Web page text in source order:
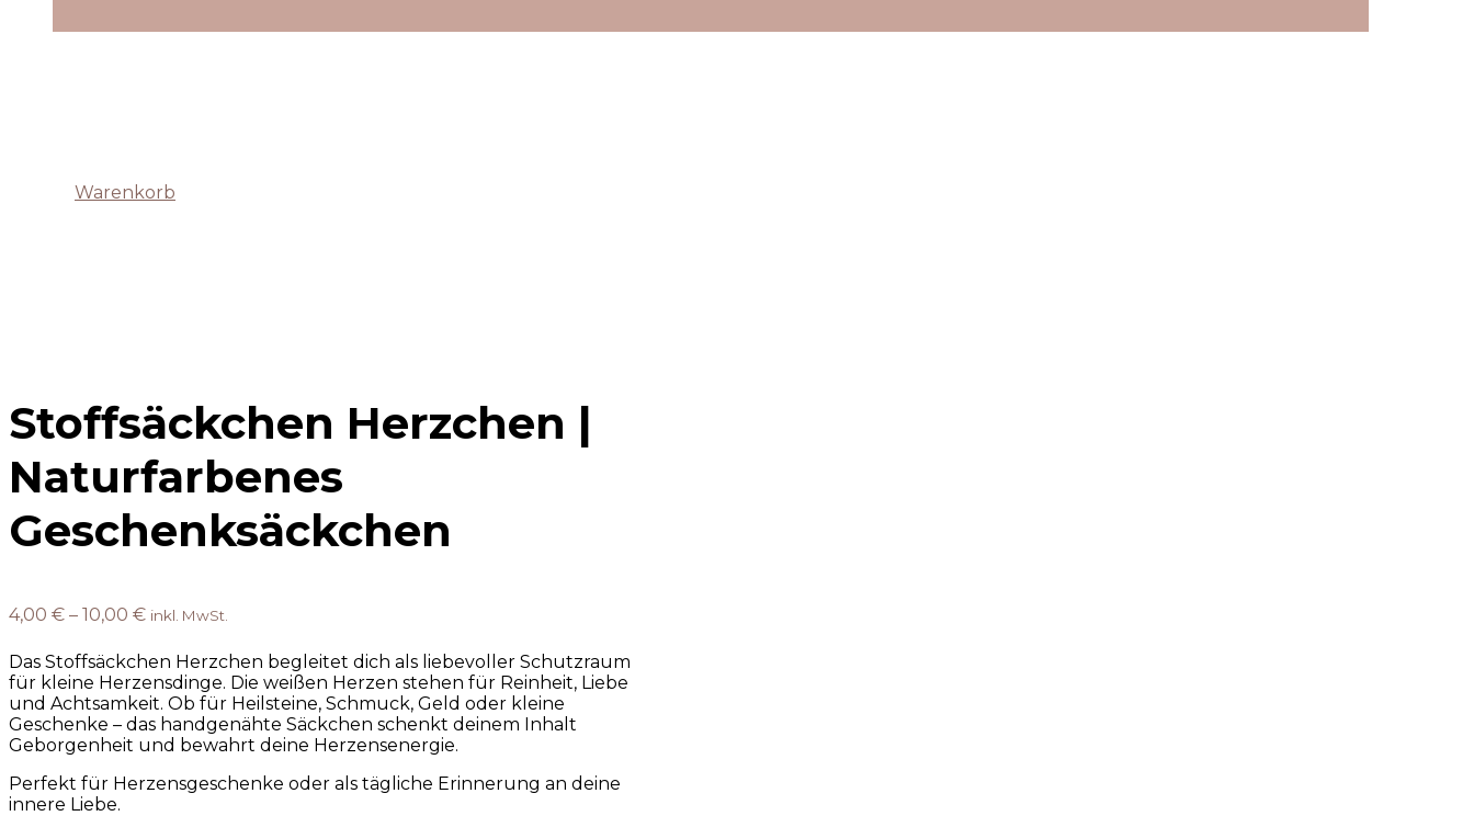
Warenkorb
Stoffsäckchen Herzchen |
Naturfarbenes
Geschenksäckchen
4,00 € – 10,00 € inkl. MwSt.
Das Stoffsäckchen Herzchen begleitet dich als liebevoller Schutzraum
für kleine Herzensdinge. Die weißen Herzen stehen für Reinheit, Liebe
und Achtsamkeit. Ob für Heilsteine, Schmuck, Geld oder kleine
Geschenke – das handgenähte Säckchen schenkt deinem Inhalt
Geborgenheit und bewahrt deine Herzensenergie.
Perfekt für Herzensgeschenke oder als tägliche Erinnerung an deine
innere Liebe.